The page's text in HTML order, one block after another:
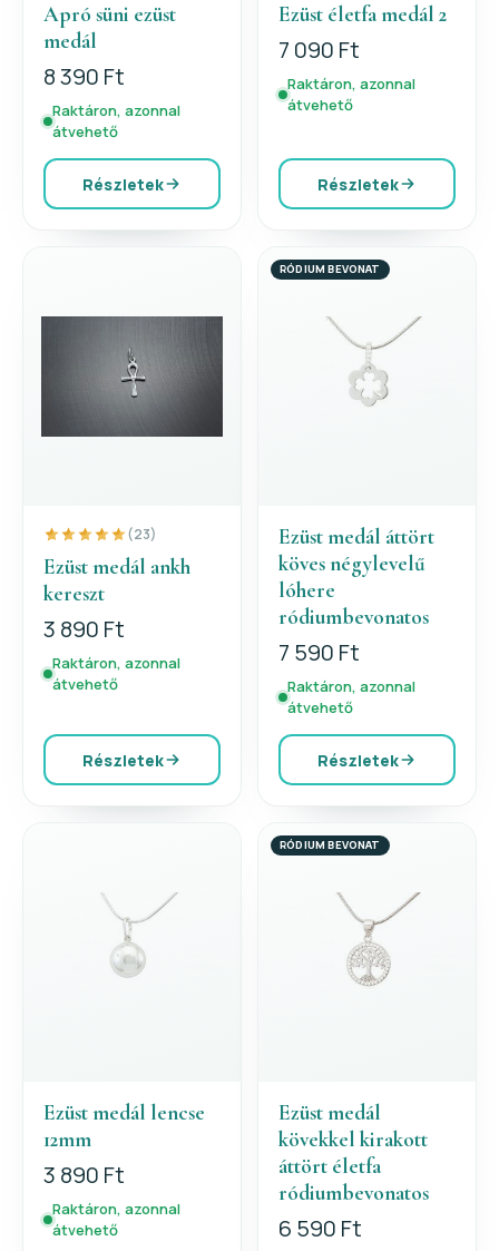
Apró süni ezüst
medál
8 390 Ft
Raktáron, azonnal
átvehető
Részletek
Ezüst életfa medál 2
7 090 Ft
Raktáron, azonnal
átvehető
Részletek
(23)
Ezüst medál ankh
kereszt
3 890 Ft
Raktáron, azonnal
átvehető
Részletek
RÓDIUM BEVONAT
Ezüst medál áttört
köves négylevelű
lóhere
ródiumbevonatos
7 590 Ft
Raktáron, azonnal
átvehető
Részletek
Ezüst medál lencse
12mm
3 890 Ft
Raktáron, azonnal
átvehető
RÓDIUM BEVONAT
Ezüst medál
kövekkel kirakott
áttört életfa
ródiumbevonatos
6 590 Ft